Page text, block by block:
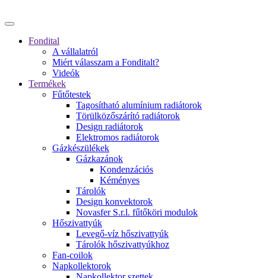
Fondital
A vállalatról
Miért válasszam a Fonditalt?
Videók
Termékek
Fűtőtestek
Tagosítható alumínium radiátorok
Törülközőszárító radiátorok
Design radiátorok
Elektromos radiátorok
Gázkészülékek
Gázkazánok
Kondenzációs
Kéményes
Tárolók
Design konvektorok
Novasfer S.r.l. fűtőköri modulok
Hőszivattyúk
Levegő-víz hőszivattyúk
Tárolók hőszivattyúkhoz
Fan-coilok
Napkollektorok